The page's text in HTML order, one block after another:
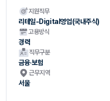
지원직무
리테일-Digital영업(국내주식)
고용방식
경력
직무구분
금융·보험
근무지역
서울